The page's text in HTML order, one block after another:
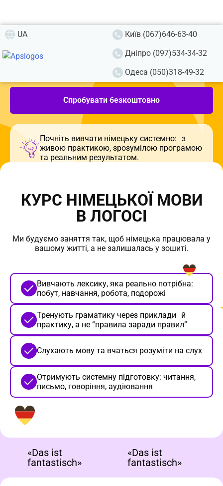
UA
Київ (067)646-63-40
Дніпро (097)534-34-32
Одеса (050)318-49-32
КУРС НІМЕЦЬКОЇ МОВИВ ЛОГОСІ
Спробувати безкоштовно
Почніть вивчати німецьку системно: з
живою практикою, зрозумілою програмою
та реальним результатом.
КУРС НІМЕЦЬКОЇ МОВИ
В ЛОГОСІ
Ми будуємо заняття так, щоб німецька працювала у
вашому житті, а не залишалась у зошиті.
Вивчають лексику, яка реально потрібна:
побут, навчання, робота, подорожі
Тренують граматику через приклади й
практику, а не “правила заради правил”
Слухають мову та вчаться розуміти на слух
Отримують системну підготовку: читання,
письмо, говоріння, аудіювання
«Das ist fantastisch»
«Das ist fantastisch»